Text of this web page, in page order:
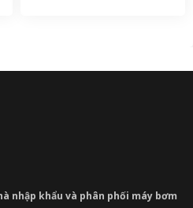
nhập khẩu và phân phối máy bơm